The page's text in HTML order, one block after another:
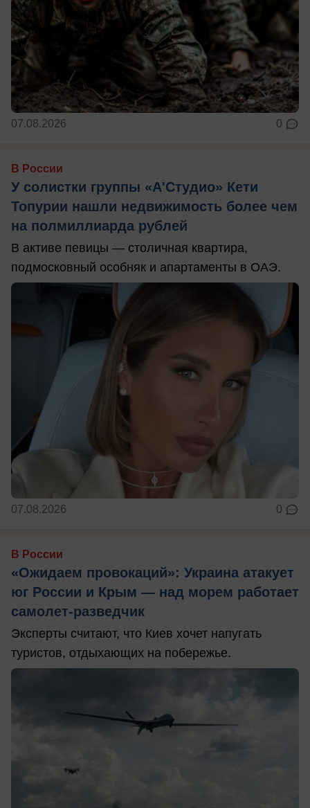
07.08.2026 0
В России
У солистки группы «А'Студио» Кети
Топурии нашли недвижимость более чем
на полмиллиарда рублей
В активе певицы — столичная квартира,
подмосковный особняк и апартаменты в ОАЭ.
07.08.2026 0
В России
«Ожидаем провокаций»: Украина атакует
юг России и Крым — над морем работает
самолет-разведчик
Эксперты считают, что Киев хочет напугать
туристов, отдыхающих на побережье.